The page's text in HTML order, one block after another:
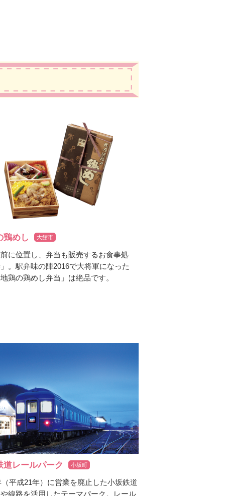
鶏めし 大館市
に位置し、弁当も販売するお食事処
。駅弁味の陣2016で大将軍になった
鶏の鶏めし弁当」は絶品です。
道レールパーク 小坂町
（平成21年）に営業を廃止した小坂鉄道
線路を活用したテーマパーク。レール